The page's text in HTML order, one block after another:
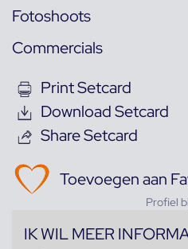
Fotoshoots
Commercials
Print Setcard
Download Setcard
Share Setcard
Toevoegen aan
Profiel
IK WIL MEER